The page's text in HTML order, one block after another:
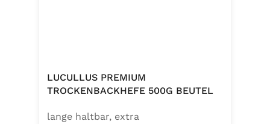
LUCULLUS PREMIUM
TROCKENBACKHEFE 500G BEUTEL
lange haltbar, extra